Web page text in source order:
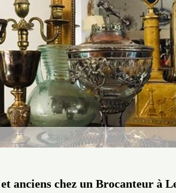
anciens chez un Brocanteur à